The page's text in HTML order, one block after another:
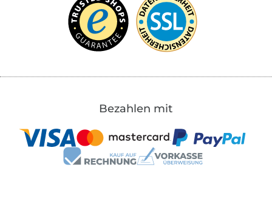
Bezahlen mit